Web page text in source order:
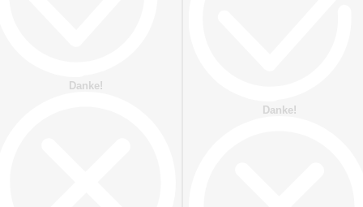
Danke!
Danke!